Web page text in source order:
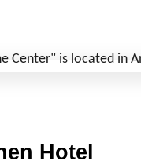
Hotel